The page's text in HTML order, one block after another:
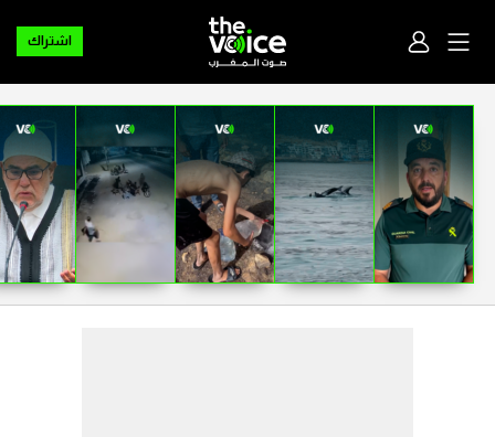
اشتراك